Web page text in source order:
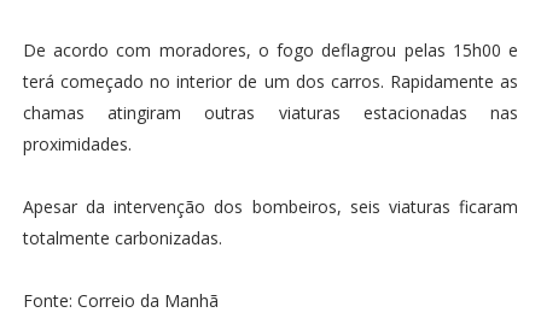
De acordo com moradores, o fogo deflagrou pelas 15h00 e
terá começado no interior de um dos carros. Rapidamente as
chamas atingiram outras viaturas estacionadas nas
proximidades.
Apesar da intervenção dos bombeiros, seis viaturas ficaram
totalmente carbonizadas.
Fonte: Correio da Manhã